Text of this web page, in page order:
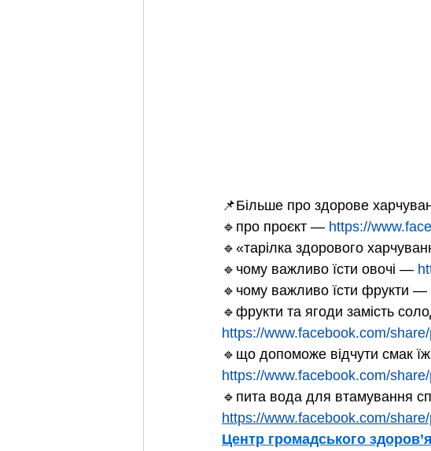
📌Більше про здорове
🔹про проєкт — https://
🔹«тарілка здорового
🔹чому важливо їсти овочі —
🔹чому важливо їсти фрукти —
🔹фрукти та ягоди замість
https://www.facebook.com/
🔹що допоможе відчути смак
https://www.facebook.com/
🔹пита вода для втамування
https://www.facebook.com/
Центр громадського